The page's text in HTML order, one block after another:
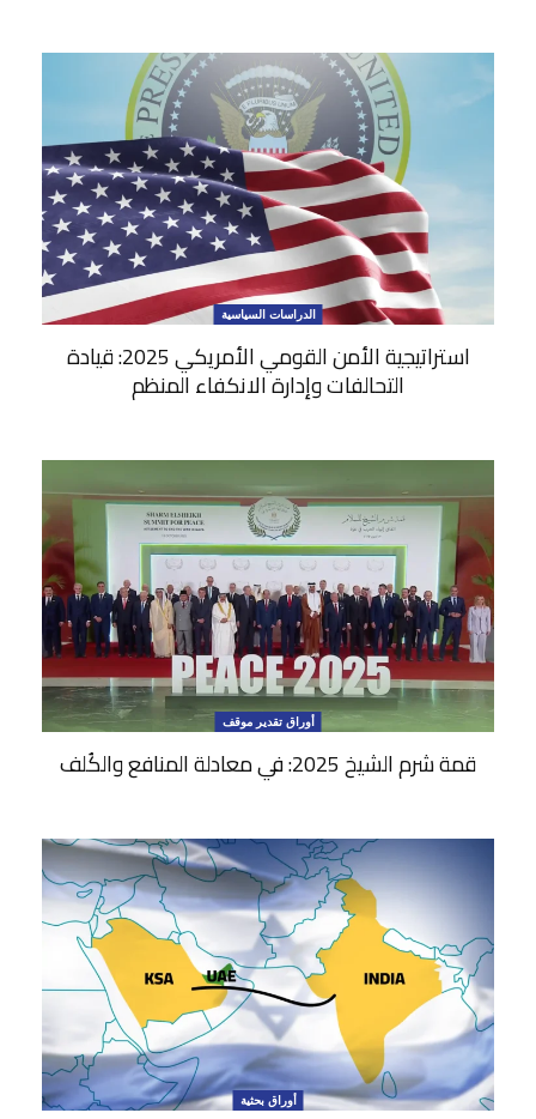
الدراسات السياسية
استراتيجية الأمن القومي الأمريكي 2025: قيادة
التحالفات وإدارة الانكفاء المنظم
أوراق تقدير موقف
قمة شرم الشيخ 2025: في معادلة المنافع والكُلف
أوراق بحثية